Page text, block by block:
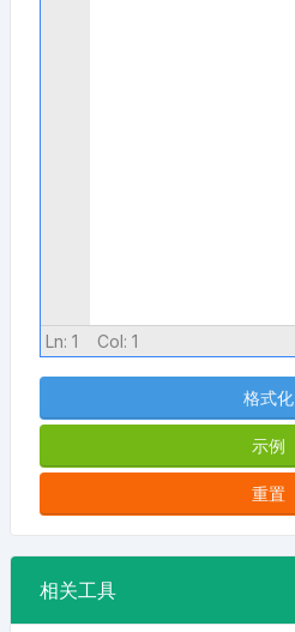
Ln: 1 Col: 1
格式化
示例
重置
相关工具